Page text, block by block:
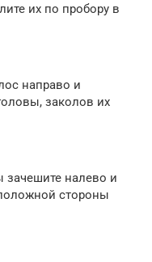
их по пробору в
направо и
заколов их
налево и
стороны